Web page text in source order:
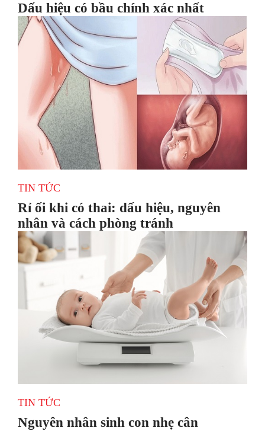
Dấu hiệu có bầu chính xác nhất
TIN TỨC
Rỉ ối khi có thai: dấu hiệu, nguyên
nhân và cách phòng tránh
TIN TỨC
Nguyên nhân sinh con nhẹ cân